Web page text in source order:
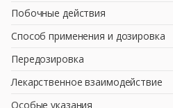
Побочные действия
Способ применения и дозировка
Передозировка
Лекарственное взаимодействие
Особые указания